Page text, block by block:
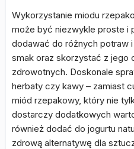
Wykorzystanie miodu
może być niezwykle proste i
dodawać do różnych potraw
smak oraz skorzystać z jego
zdrowotnych. Doskonale
herbaty czy kawy – zamiast
miód rzepakowy, który nie
dostarczy dodatkowych
również dodać do jogurtu
zdrową alternatywę dla